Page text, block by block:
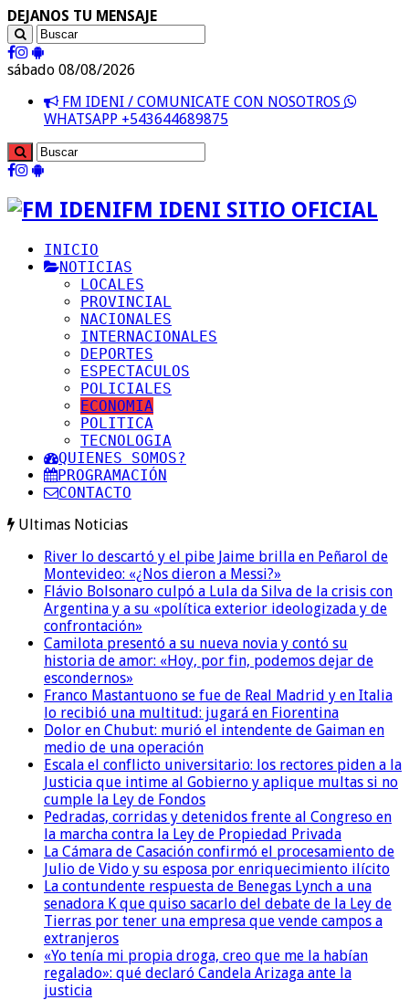
DEJANOS TU MENSAJE
sábado 08/08/2026
FM IDENI / COMUNICATE CON NOSOTROS
WHATSAPP +543644689875
FM IDENI SITIO OFICIAL
INICIO
NOTICIAS
LOCALES
PROVINCIAL
NACIONALES
INTERNACIONALES
DEPORTES
ESPECTACULOS
POLICIALES
ECONOMIA
POLITICA
TECNOLOGIA
QUIENES SOMOS?
PROGRAMACIÓN
CONTACTO
Ultimas Noticias
River lo descartó y el pibe Jaime brilla en Peñarol de
Montevideo: «¿Nos dieron a Messi?»
Flávio Bolsonaro culpó a Lula da Silva de la crisis con
Argentina y a su «política exterior ideologizada y de
confrontación»
Camilota presentó a su nueva novia y contó su
historia de amor: «Hoy, por fin, podemos dejar de
escondernos»
Franco Mastantuono se fue de Real Madrid y en Italia
lo recibió una multitud: jugará en Fiorentina
Dolor en Chubut: murió el intendente de Gaiman en
medio de una operación
Escala el conflicto universitario: los rectores piden a la
Justicia que intime al Gobierno y aplique multas si no
cumple la Ley de Fondos
Pedradas, corridas y detenidos frente al Congreso en
la marcha contra la Ley de Propiedad Privada
La Cámara de Casación confirmó el procesamiento de
Julio de Vido y su esposa por enriquecimiento ilícito
La contundente respuesta de Benegas Lynch a una
senadora K que quiso sacarlo del debate de la Ley de
Tierras por tener una empresa que vende campos a
extranjeros
«Yo tenía mi propia droga, creo que me la habían
regalado»: qué declaró Candela Arizaga ante la
justicia